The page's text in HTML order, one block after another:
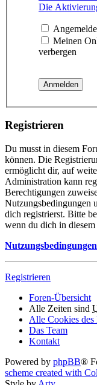
Die
Meinen
verbergen
Registrieren
Du musst in diesem
können. Die
ermöglicht dir, auf
Administration kann
Berechtigungen
Nutzungsbedingungen
dich registrierst. Bitte
wenn du dich in
Nutzungsbedingungen
Registrieren
Foren-Übersicht
Alle Zeiten sind
Alle Cookies des
Das Team
Kontakt
Powered by phpBB®
scheme created with